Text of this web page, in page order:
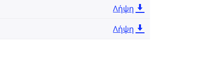
Λήψη
Λήψη